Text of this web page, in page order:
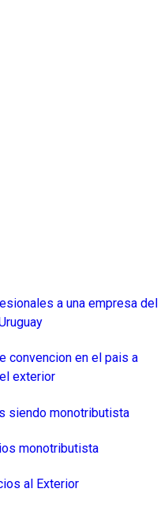
a una empresa del
convencion en el pais a
exterior
siendo monotributista
monotributista
al Exterior